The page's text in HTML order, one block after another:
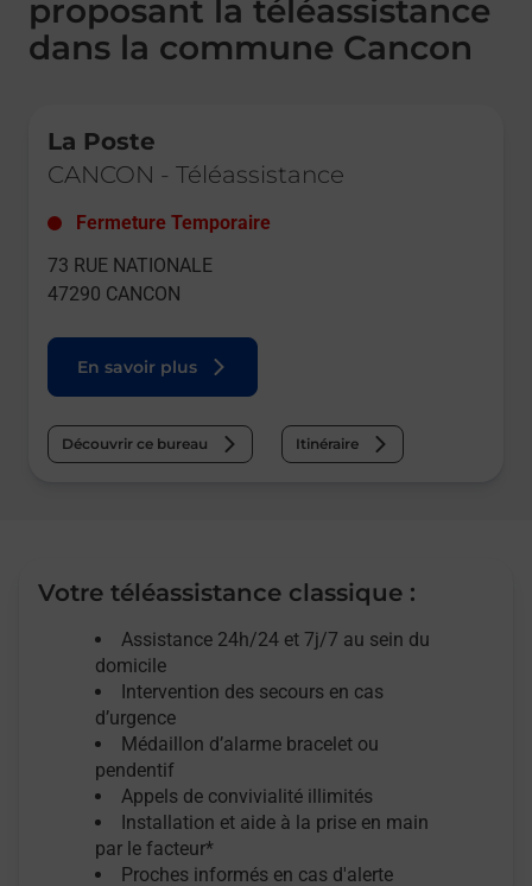
proposant la téléassistance
dans la commune Cancon
La Poste
CANCON - Téléassistance
Fermeture Temporaire
73 RUE NATIONALE
47290 CANCON
En savoir plus
Découvrir ce bureau Itinéraire
Votre téléassistance classique :
Assistance 24h/24 et 7j/7 au sein du
domicile
Intervention des secours en cas
d’urgence
Médaillon d’alarme bracelet ou
pendentif
Appels de convivialité illimités
Installation et aide à la prise en main
par le facteur*
Proches informés en cas d'alerte